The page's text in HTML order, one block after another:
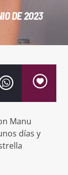
DE 2023
Manu
días y